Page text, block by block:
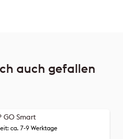
auch gefallen
GO Smart
ca. 7-9 Werktage